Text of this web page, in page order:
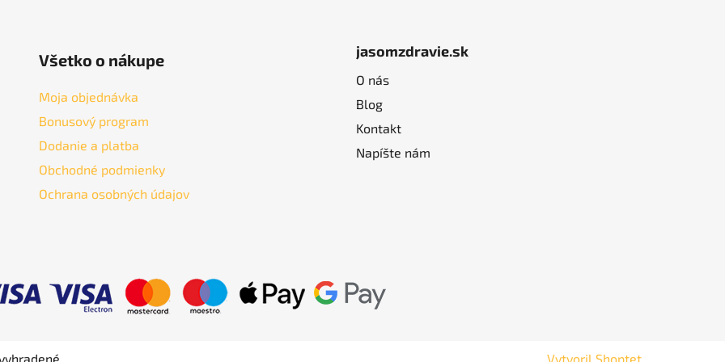
Všetko o nákupe
Moja objednávka
Bonusový program
Dodanie a platba
Obchodné podmienky
Ochrana osobných údajov
jasomzdravie.sk
O nás
Blog
Kontakt
Napíšte nám
Vytvoril Shoptet